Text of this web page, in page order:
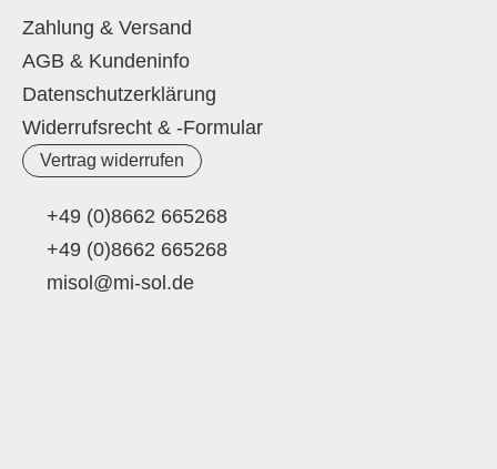
Zahlung & Versand
AGB & Kundeninfo
Datenschutzerklärung
Widerrufsrecht & -Formular
Vertrag widerrufen
+49 (0)8662 665268
+49 (0)8662 665268
misol@mi-sol.de